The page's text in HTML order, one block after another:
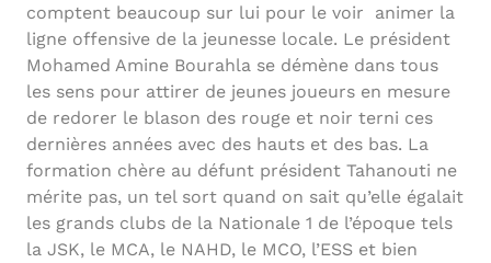
comptent beaucoup sur lui pour le voir animer la
ligne offensive de la jeunesse locale. Le président
Mohamed Amine Bourahla se démène dans tous
les sens pour attirer de jeunes joueurs en mesure
de redorer le blason des rouge et noir terni ces
dernières années avec des hauts et des bas. La
formation chère au défunt président Tahanouti ne
mérite pas, un tel sort quand on sait qu’elle égalait
les grands clubs de la Nationale 1 de l’époque tels
la JSK, le MCA, le NAHD, le MCO, l’ESS et bien